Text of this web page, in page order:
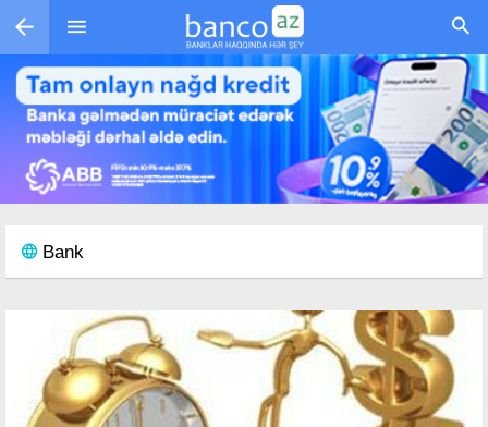
Skip to main content
Bank